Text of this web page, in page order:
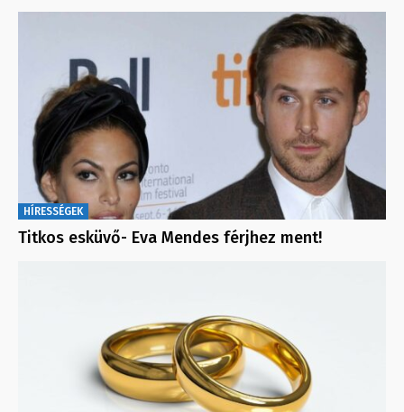
HÍRESSÉGEK
Titkos esküvő- Eva Mendes férjhez ment!